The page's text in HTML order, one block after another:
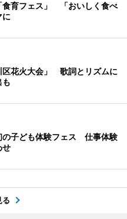
食育フェス」 「おいしく食べ
に
区花火大会」 歌詞とリズムに
も
の子ども体験フェス 仕事体験
せ
る